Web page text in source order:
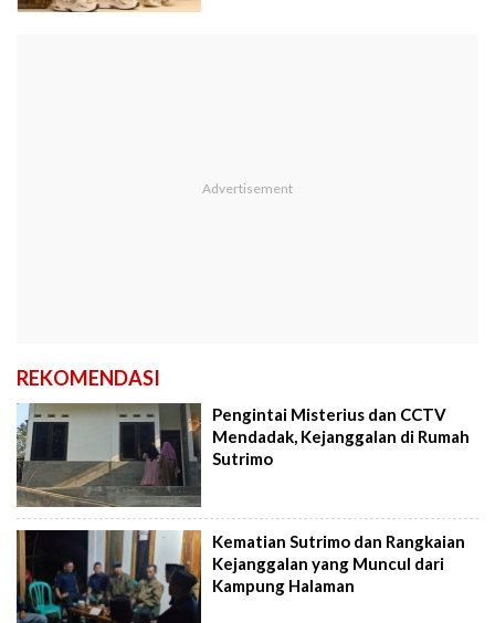
REKOMENDASI
Pengintai Misterius dan CCTV
Mendadak, Kejanggalan di Rumah
Sutrimo
Kematian Sutrimo dan Rangkaian
Kejanggalan yang Muncul dari
Kampung Halaman